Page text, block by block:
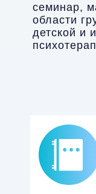
семинар,
области
детской и